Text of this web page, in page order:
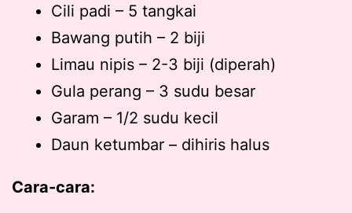
Cili padi – 5 tangkai
Bawang putih – 2 biji
Limau nipis – 2-3 biji (diperah)
Gula perang – 3 sudu besar
Garam – 1/2 sudu kecil
Daun ketumbar – dihiris halus
Cara-cara: